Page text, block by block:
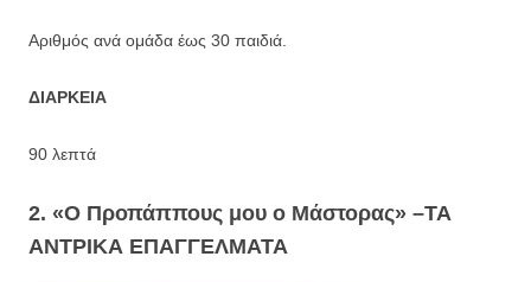
Αριθμός ανά ομάδα έως 30 παιδιά.
ΔΙΑΡΚΕΙΑ
90 λεπτά
2. «Ο Προπάππους μου ο Μάστορας» –ΤΑ
ΑΝΤΡΙΚΑ ΕΠΑΓΓΕΛΜΑΤΑ